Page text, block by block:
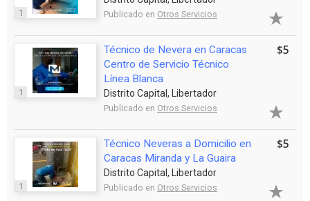
1 Publicado en Otros Servicios
1
Técnico de Nevera en Caracas
Centro de Servicio Técnico
Línea Blanca
Distrito Capital, Libertador
Publicado en Otros Servicios
$5
1
Técnico Neveras a Domicilio en
Caracas Miranda y La Guaira
Distrito Capital, Libertador
Publicado en Otros Servicios
$5